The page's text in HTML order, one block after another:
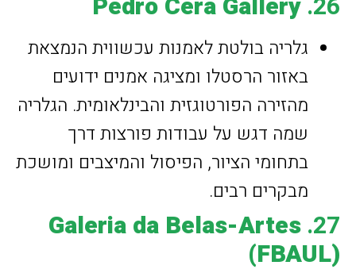
גלריה בולטת לאמנות עכשווית הנמצאת
באזור הרסטלו ומציגה אמנים ידועים
מהזירה הפורטוגזית והבינלאומית. הגלריה
שמה דגש על עבודות פורצות דרך
בתחומי הציור, הפיסול והמיצבים ומושכת
מבקרים רבים.
27.
Galeria da Belas-Artes
(FBAUL)